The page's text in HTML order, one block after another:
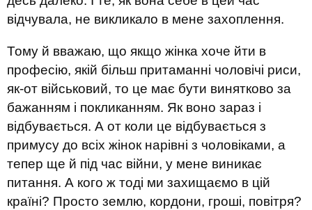
відчувала, не викликало в мене захоплення.
Тому й вважаю, що якщо жінка хоче йти в
професію, якій більш притаманні чоловічі риси,
як-от військовий, то це має бути винятково за
бажанням і покликанням. Як воно зараз і
відбувається. А от коли це відбувається з
примусу до всіх жінок нарівні з чоловіками, а
тепер ще й під час війни, у мене виникає
питання. А кого ж тоді ми захищаємо в цій
країні? Просто землю, кордони, гроші, повітря?